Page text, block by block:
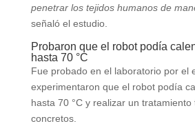
penetrar los tejidos humanos de
señaló el estudio.
Probaron que el robot podía
hasta 70 °C
Fue probado en el laboratorio por el
experimentaron que el robot podía
hasta 70 °C y realizar un
concretos.